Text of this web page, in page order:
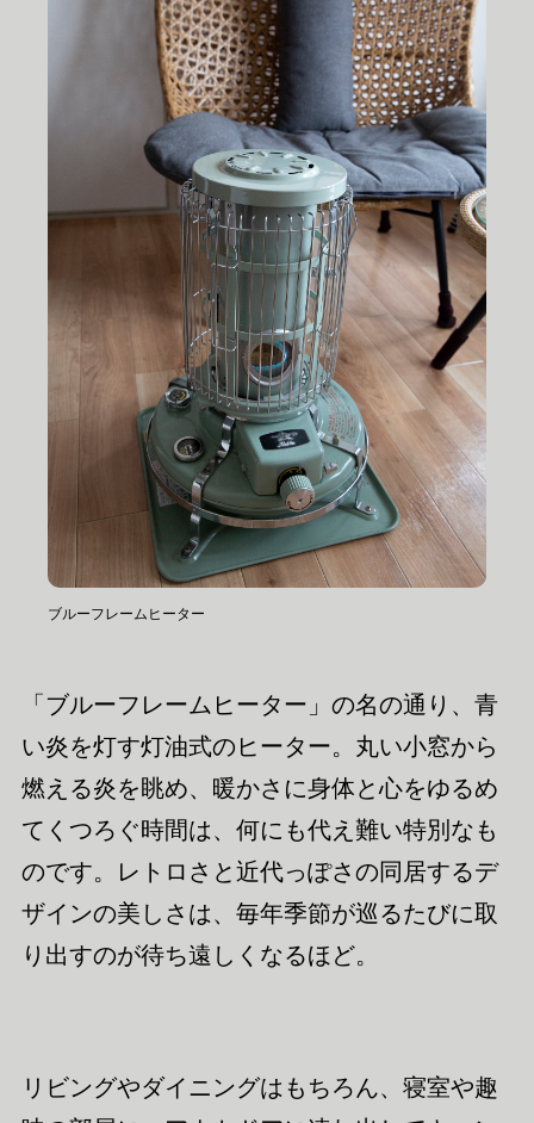
ブルーフレームヒーター
「ブルーフレームヒーター」の名の通り、青
い炎を灯す灯油式のヒーター。丸い小窓から
燃える炎を眺め、暖かさに身体と心をゆるめ
てくつろぐ時間は、何にも代え難い特別なも
のです。レトロさと近代っぽさの同居するデ
ザインの美しさは、毎年季節が巡るたびに取
り出すのが待ち遠しくなるほど。
リビングやダイニングはもちろん、寝室や趣